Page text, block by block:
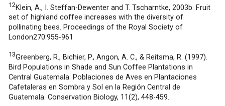
12Klein, A., I. Steffan-Dewenter and T. Tscharntke, 2003b. Fruit
set of highland coffee increases with the diversity of
pollinating bees. Proceedings of the Royal Society of
London270:955-961
13Greenberg, R., Bichier, P., Angon, A. C., & Reitsma, R. (1997).
Bird Populations in Shade and Sun Coffee Plantations in
Central Guatemala: Poblaciones de Aves en Plantaciones
Cafetaleras en Sombra y Sol en la Región Central de
Guatemala. Conservation Biology, 11(2), 448-459.